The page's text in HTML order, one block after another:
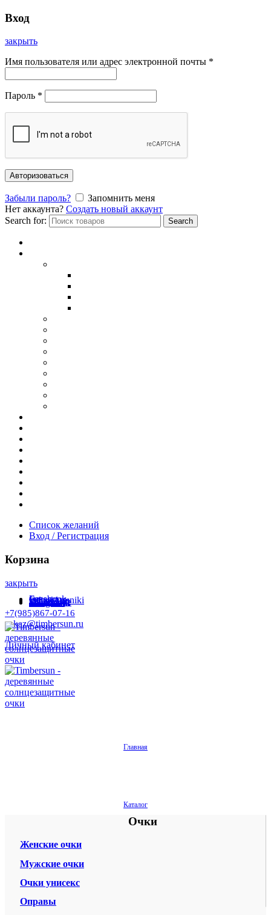
Вход
закрыть
Имя пользователя или адрес электронной почты *
Пароль *
Авторизоваться
Забыли пароль?
Запомнить меня
Нет аккаунта? Создать новый аккаунт
Search for:
Search
Список желаний
Вход / Регистрация
Корзина
закрыть
Facebook
Instagram
Odnoklassniki
WhatsApp
WhatsApp
VKontakte
Telegram
+7(985)867-07-16
zakaz@timbersun.ru
Личный кабинет
Главная
Каталог
Очки
Женские очки
Мужские очки
Очки унисекс
Оправы